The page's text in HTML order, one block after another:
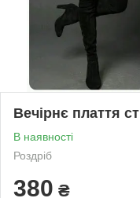
Вечірнє плаття
В наявності
Роздріб
380 ₴